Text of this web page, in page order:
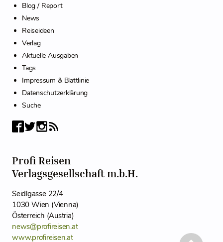
Blog / Report
News
Reiseideen
Verlag
Aktuelle Ausgaben
Tags
Impressum & Blattlinie
Datenschutzerklärung
Suche
Profi Reisen
Verlagsgesellschaft m.b.H.
Seidlgasse 22/4
1030 Wien (Vienna)
Österreich (Austria)
news@profireisen.at
www.profireisen.at